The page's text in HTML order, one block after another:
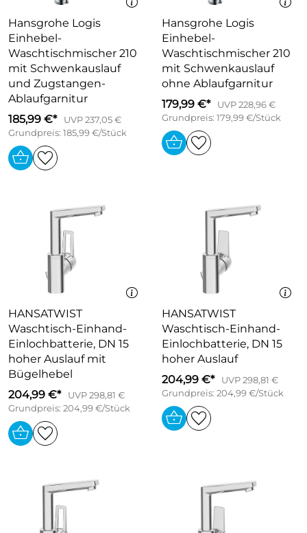
Hansgrohe Logis
Einhebel-
Waschtischmischer 210
mit Schwenkauslauf
und Zugstangen-
Ablaufgarnitur
185,99 €*
UVP 237,05 €
Grundpreis: 185,99 €/Stück
Hansgrohe Logis
Einhebel-
Waschtischmischer 210
mit Schwenkauslauf
ohne Ablaufgarnitur
179,99 €*
UVP 228,96 €
Grundpreis: 179,99 €/Stück
HANSATWIST
Waschtisch-Einhand-
Einlochbatterie, DN 15
hoher Auslauf mit
Bügelhebel
204,99 €*
UVP 298,81 €
Grundpreis: 204,99 €/Stück
HANSATWIST
Waschtisch-Einhand-
Einlochbatterie, DN 15
hoher Auslauf
204,99 €*
UVP 298,81 €
Grundpreis: 204,99 €/Stück